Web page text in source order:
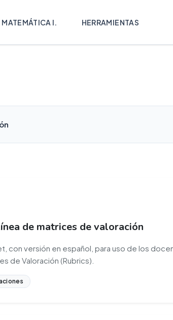
MATEMÁTICA I. HERRAMIENTAS
de matrices de valoración
con versión en español, para uso de los
de Valoración (Rubrics).